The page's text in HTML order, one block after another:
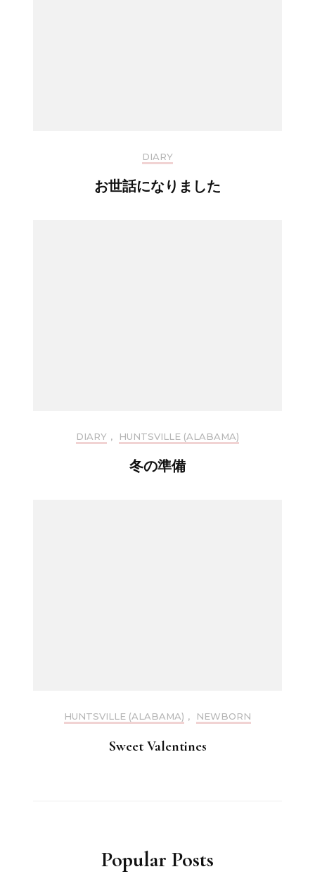
DIARY
お世話になりました
DIARY , HUNTSVILLE (ALABAMA)
冬の準備
HUNTSVILLE (ALABAMA) , NEWBORN
Sweet Valentines
Popular Posts